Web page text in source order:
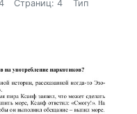
Страниц: 4
Тип